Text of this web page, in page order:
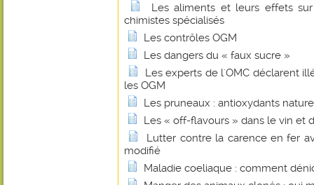
Les aliments et leurs effets
chimistes spécialisés
Les contrôles OGM
Les dangers du « faux sucre »
Les experts de l'OMC déclarent
les OGM
Les pruneaux : antioxydants
Les « off-flavours » dans le vin et
Lutter contre la carence en fer
modifié
Maladie coeliaque : comment